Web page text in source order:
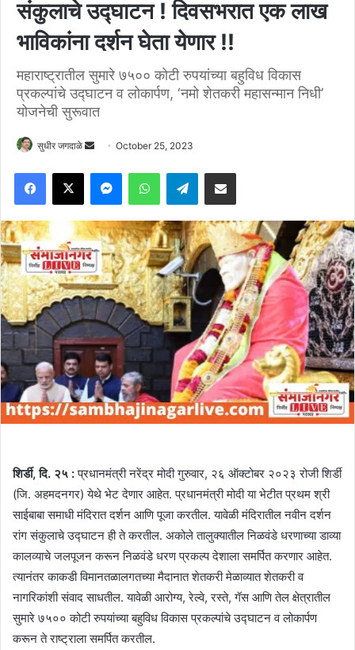
संकुलाचे उद्घाटन ! दिवसभरात एक लाख
भाविकांना दर्शन घेता येणार !!
महाराष्ट्रातील सुमारे ७५०० कोटी रुपयांच्या बहुविध विकास
प्रकल्पांचे उद्घाटन व लोकार्पण, ‘नमो शेतकरी महासन्मान निधी’
योजनेची सुरूवात
सुधीर जगदाळे
Send
email
October 25, 2023
Facebook
X MessengerWhatsAppTelegramShare via Email
शिर्डी, दि. २५ :प्रधानमंत्री नरेंद्र मोदी गुरुवार, २६ ऑक्टोबर २०२३ रोजी शिर्डी
(जि. अहमदनगर) येथे भेट देणार आहेत. प्रधानमंत्री मोदी या भेटीत प्रथम श्री
साईबाबा समाधी मंदिरात दर्शन आणि पूजा करतील. यावेळी मंदिरातील नवीन दर्शन
रांग संकुलाचे उद्घाटन ही ते करतील. अकोले तालुक्यातील निळवंडे धरणाच्या डाव्या
कालव्याचे जलपूजन करून निळवंडे धरण प्रकल्प देशाला समर्पित करणार आहेत.
त्यानंतर काकडी विमानतळालगतच्या मैदानात शेतकरी मेळाव्यात शेतकरी व
नागरिकांशी संवाद साधतील. यावेळी आरोग्य, रेल्वे, रस्ते, गॅस आणि तेल क्षेत्रातील
सुमारे ७५०० कोटी रुपयांच्या बहुविध विकास प्रकल्पांचे उद्घाटन व लोकार्पण
करून ते राष्ट्राला समर्पित करतील.